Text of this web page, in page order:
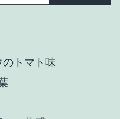
トマト味